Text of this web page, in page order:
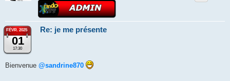
FÉVR. 2025
01
17:30
Re: je me présente
Bienvenue @sandrine870